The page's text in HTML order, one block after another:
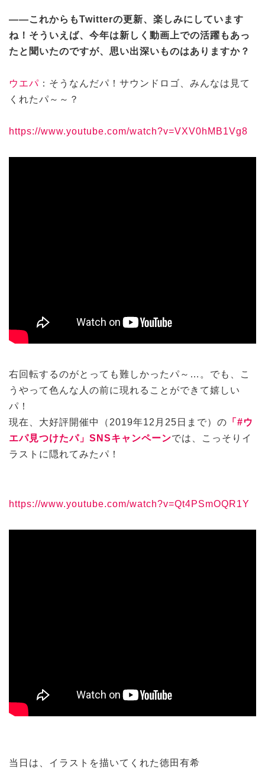
——これからもTwitterの更新、楽しみにしています
ね！そういえば、今年は新しく動画上での活躍もあっ
たと聞いたのですが、思い出深いものはありますか？
ウエパ ：そうなんだパ！サウンドロゴ、みんなは見て
くれたパ～～？
https://www.youtube.com/watch?v=VXV0hMB1Vg8
右回転するのがとっても難しかったパ～…。でも、こ
うやって色んな人の前に現れることができて嬉しい
パ！
現在、大好評開催中（2019年12月25日まで）の 「#ウ
エパ見つけたパ」SNSキャンペーンでは、こっそりイ
ラストに隠れてみたパ！
https://www.youtube.com/watch?v=Qt4PSmOQR1Y
当日は、イラストを描いてくれた徳田有希